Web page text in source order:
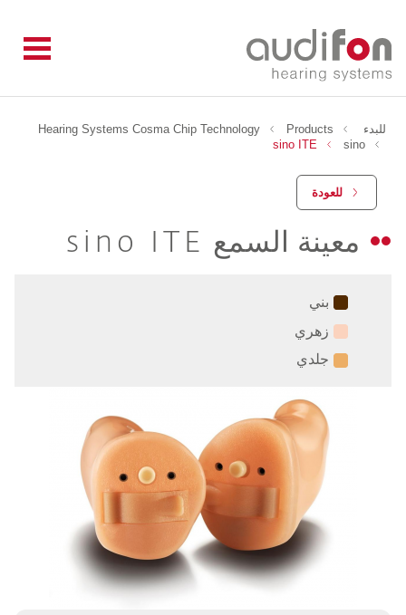
للبدء Products
Hearing Systems Cosma Chip Technology
sino
sino ITE
للعودة
معينة السمع sino ITE
بني
زهري
جلدي